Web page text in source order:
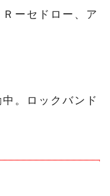
ーセドロー、ア
。ロックバンド